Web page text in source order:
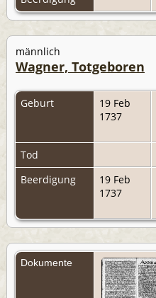
männlich
Wagner, Totgeboren
Geburt
19 Feb
1737
Tod
Beerdigung
19 Feb
1737
Dokumente